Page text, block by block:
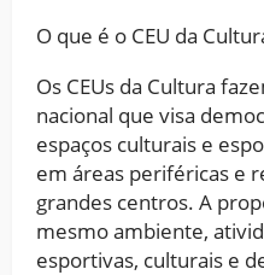
O que é o CEU da
Os CEUs da Cultura
nacional que visa
espaços culturais e
em áreas periféricas e
grandes centros. A
mesmo ambiente,
esportivas, culturais e